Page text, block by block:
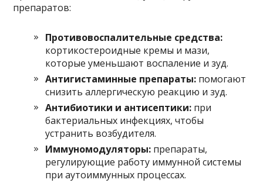
препаратов:
Противовоспалительные средства:
кортикостероидные кремы и мази,
которые уменьшают воспаление и зуд.
Антигистаминные препараты: помогают
снизить аллергическую реакцию и зуд.
Антибиотики и антисептики: при
бактериальных инфекциях, чтобы
устранить возбудителя.
Иммуномодуляторы: препараты,
регулирующие работу иммунной системы
при аутоиммунных процессах.